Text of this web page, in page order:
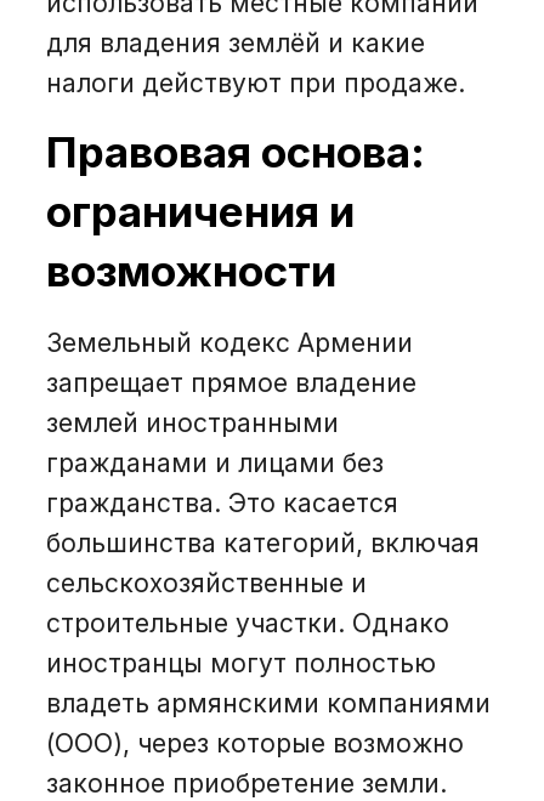
Получить консультацию
для владения землёй и какие
налоги действуют при продаже.
Правовая основа:
ограничения и
возможности
Земельный кодекс Армении
запрещает прямое владение
землей иностранными
гражданами и лицами без
гражданства. Это касается
большинства категорий, включая
сельскохозяйственные и
строительные участки. Однако
иностранцы могут полностью
владеть армянскими компаниями
(ООО), через которые возможно
законное приобретение земли.